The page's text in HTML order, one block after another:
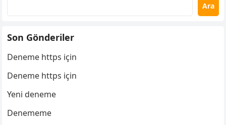
Ara
Son Gönderiler
Deneme https için
Deneme https için
Yeni deneme
Denememe